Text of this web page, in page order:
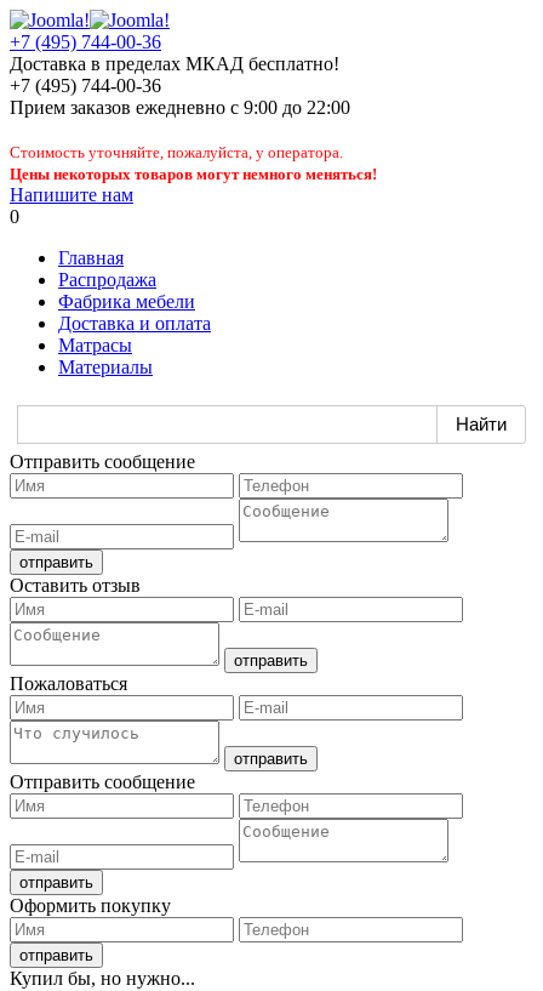
+7 (495) 744-00-36
Доставка в пределах МКАД бесплатно!
+7 (495) 744-00-36
Прием заказов ежедневно с 9:00 до 22:00
Стоимость уточняйте, пожалуйста, у оператора.
Цены некоторых товаров могут немного меняться!
Напишите нам
0
Главная
Распродажа
Фабрика мебели
Доставка и оплата
Матрасы
Материалы
Отправить сообщение
Оставить отзыв
Пожаловаться
Отправить сообщение
Оформить покупку
Купил бы, но нужно...